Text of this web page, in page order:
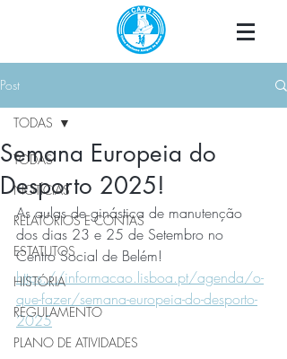
Post
TODAS
NOTÍCIAS
RELATÓRIOS E CONTAS
ESTATUTOS
HISTÓRIA
REGULAMENTO
PLANO DE ATIVIDADES
TODAS
Semana Europeia do
Desporto 2025!
As aulas de ginástica de manutenção
dos dias 23 e 25 de Setembro no
Centro Social de Belém!
https://informacao.lisboa.pt/agenda/o-
que-fazer/semana-europeia-do-desporto-
2025